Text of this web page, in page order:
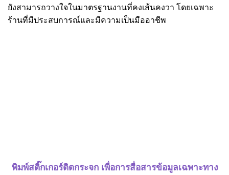
ยังสามารถวางใจในมาตรฐานงานที่คงเส้นคงวา โดยเฉพาะ
ร้านที่มีประสบการณ์และมีความเป็นมืออาชีพ
พิมพ์สติ๊กเกอร์ติดกระจก เพื่อการสื่อสารข้อมูลเฉพาะทาง